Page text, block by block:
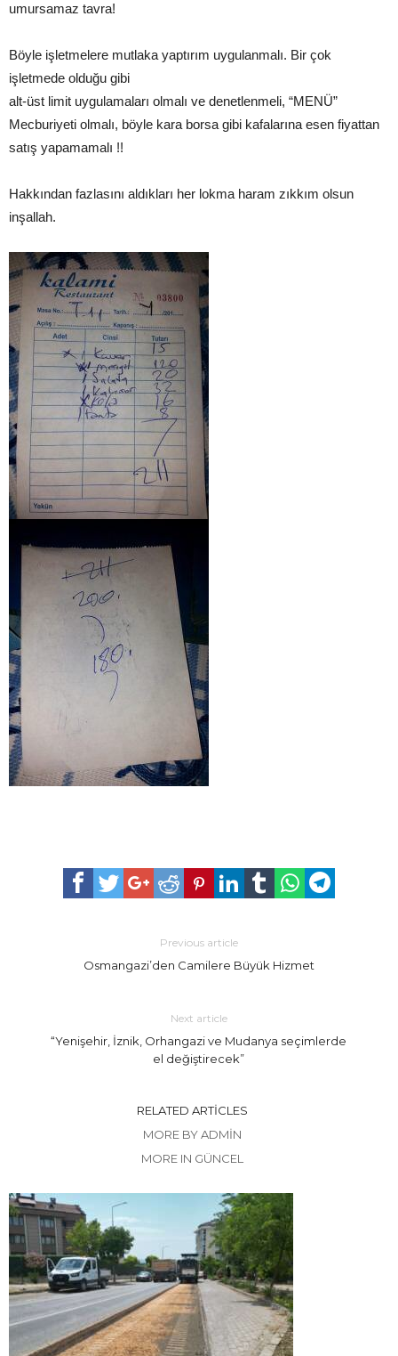
umursamaz tavra!
Böyle işletmelere mutlaka yaptırım uygulanmalı. Bir çok
işletmede olduğu gibi
alt-üst limit uygulamaları olmalı ve denetlenmeli, “MENÜ”
Mecburiyeti olmalı, böyle kara borsa gibi kafalarına esen fiyattan
satış yapamamalı !!
Hakkından fazlasını aldıkları her lokma haram zıkkım olsun
inşallah.
Previous article
Osmangazi’den Camilere Büyük Hizmet
Next article
“Yenişehir, İznik, Orhangazi ve Mudanya seçimlerde
el değiştirecek”
RELATED ARTICLES
MORE BY ADMIN
MORE IN GÜNCEL